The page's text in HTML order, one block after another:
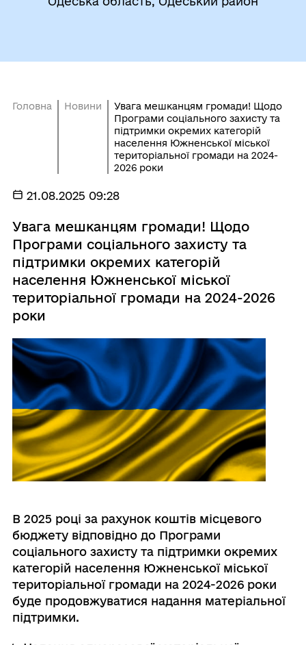
Головна Новини
Увага мешканцям громади! Щодо
Програми соціального захисту та
підтримки окремих категорій
населення Южненської міської
територіальної громади на 2024-
2026 роки
21.08.2025 09:28
Увага мешканцям громади! Щодо
Програми соціального захисту та
підтримки окремих категорій
населення Южненської міської
територіальної громади на 2024-2026
роки
В 2025 році за рахунок коштів місцевого
бюджету відповідно до Програми
соціального захисту та підтримки окремих
категорій населення Южненської міської
територіальної громади на 2024-2026 роки
буде продовжуватися надання матеріальної
підтримки.